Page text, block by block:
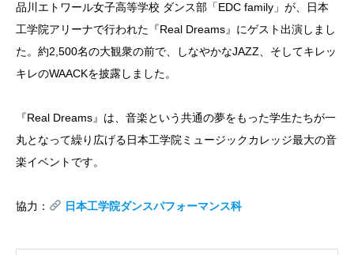
品川エトワール女子高等学校 ダンス部「EDC family」が、日本
工学院アリーナで行われた『Real Dreams』にゲスト出演しまし
た。約2,500名の大観衆の前で、しなやかなJAZZ、そしてキレッ
キレのWAACKを披露しました。
『Real Dreams』は、音楽という共通の夢をもった学生たちが一
丸となって繰り広げる日本工学院ミュージックカレッジ最大の音
楽イベントです。
協力： 日本工学院ダンスパフォーマンス科